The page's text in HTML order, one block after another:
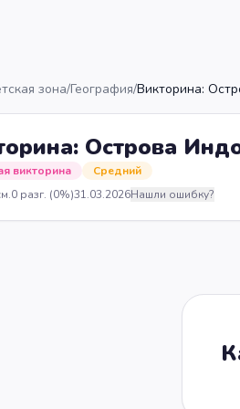
зона/География/Викторина:
Острова
викторина
Средний
0 разг. (0%)31.03.2026Нашли ошибку?